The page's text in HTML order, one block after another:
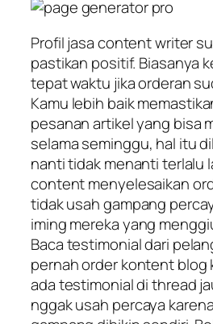
Profil jasa content writer
pastikan positif. Biasanya
tepat waktu jika orderan
Kamu lebih baik
pesanan artikel yang bisa
selama seminggu, hal itu
nanti tidak menanti terlalu
content menyelesaikan
tidak usah gampang
iming mereka yang
Baca testimonial dari
pernah order kontent blog
ada testimonial di thread
nggak usah percaya